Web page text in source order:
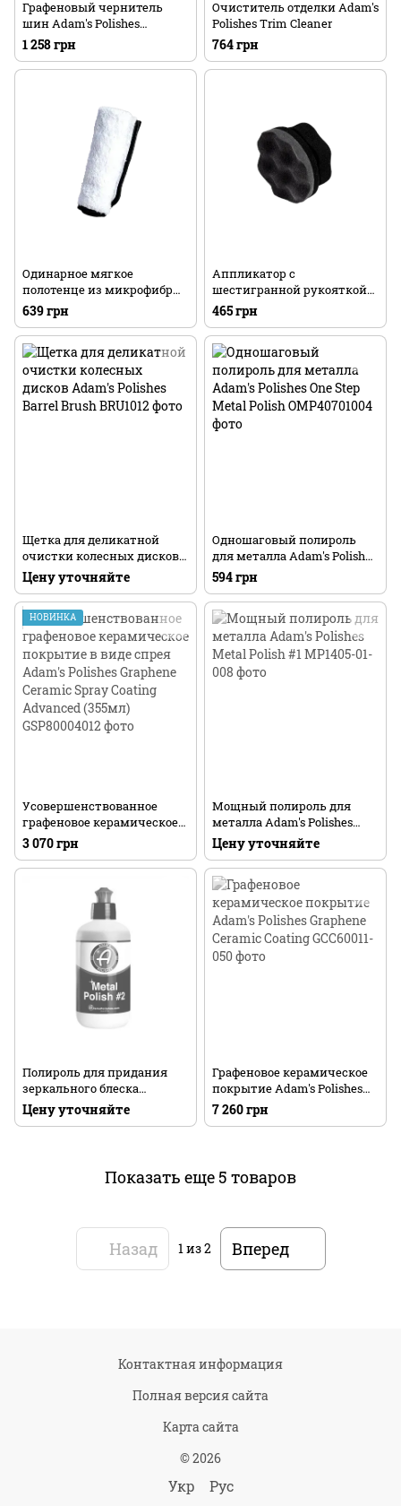
Графеновый чернитель
шин Adam's Polishes
Graphene Tire Dressing
1 258 грн
Очиститель отделки Adam's
Polishes Trim Cleaner
764 грн
Одинарное мягкое
полотенце из микрофибры
премиум-класса Adam's
Polishes Single Soft Microfiber
Towel (35х35см)
639 грн
Аппликатор с
шестигранной рукояткой
Adam's Polishes Pro Tire Hex
Grip Applicator (для шин и
колес)
465 грн
Щетка для деликатной
очистки колесных дисков
Adam's Polishes Barrel Brush
Цену уточняйте
Одношаговый полироль
для металла Adam's Polishes
One Step Metal Polish
594 грн
НОВИНКА
Усовершенствованное
графеновое керамическое
покрытие в виде спрея
Adam's Polishes Graphene
Ceramic Spray Coating
Advanced (355мл)
3 070 грн
Мощный полироль для
металла Adam's Polishes
Metal Polish #1
Цену уточняйте
Полироль для придания
зеркального блеска
металлам Adam's Polishes
Metal Polish #2
Цену уточняйте
Графеновое керамическое
покрытие Adam's Polishes
Graphene Ceramic Coating
7 260 грн
Показать еще 5 товаров
Назад 1из 2 Вперед
Контактная информация
Полная версия сайта
Карта сайта
© 2026
Укр Рус